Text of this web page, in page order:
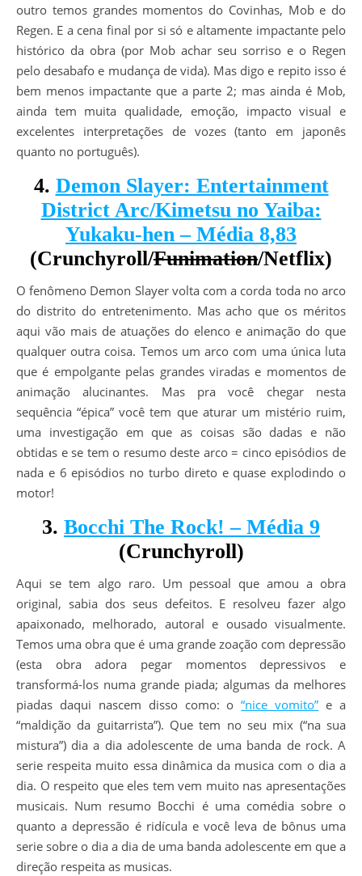
outro temos grandes momentos do Covinhas, Mob e do
Regen. E a cena final por si só e altamente impactante pelo
histórico da obra (por Mob achar seu sorriso e o Regen
pelo desabafo e mudança de vida). Mas digo e repito isso é
bem menos impactante que a parte 2; mas ainda é Mob,
ainda tem muita qualidade, emoção, impacto visual e
excelentes interpretações de vozes (tanto em japonês
quanto no português).
4. Demon Slayer: Entertainment
District Arc/Kimetsu no Yaiba:
Yukaku-hen – Média 8,83
(Crunchyroll/Funimation/Netflix)
O fenômeno Demon Slayer volta com a corda toda no arco
do distrito do entretenimento. Mas acho que os méritos
aqui vão mais de atuações do elenco e animação do que
qualquer outra coisa. Temos um arco com uma única luta
que é empolgante pelas grandes viradas e momentos de
animação alucinantes. Mas pra você chegar nesta
sequência “épica” você tem que aturar um mistério ruim,
uma investigação em que as coisas são dadas e não
obtidas e se tem o resumo deste arco = cinco episódios de
nada e 6 episódios no turbo direto e quase explodindo o
motor!
3. Bocchi The Rock! – Média 9
(Crunchyroll)
Aqui se tem algo raro. Um pessoal que amou a obra
original, sabia dos seus defeitos. E resolveu fazer algo
apaixonado, melhorado, autoral e ousado visualmente.
Temos uma obra que é uma grande zoação com depressão
(esta obra adora pegar momentos depressivos e
transformá-los numa grande piada; algumas da melhores
piadas daqui nascem disso como: o“nice vomito” e a
“maldição da guitarrista”). Que tem no seu mix (“na sua
mistura”) dia a dia adolescente de uma banda de rock. A
serie respeita muito essa dinâmica da musica com o dia a
dia. O respeito que eles tem vem muito nas apresentações
musicais. Num resumo Bocchi é uma comédia sobre o
quanto a depressão é ridícula e você leva de bônus uma
serie sobre o dia a dia de uma banda adolescente em que a
direção respeita as musicas.